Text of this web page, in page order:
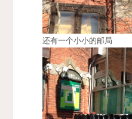
还有一个小小的邮局